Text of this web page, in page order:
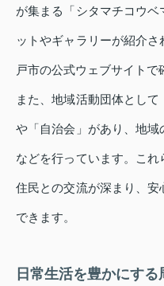
が集まる「シタマチコウ
ットやギャラリーが紹介
戸市の公式ウェブサイトで
また、地域活動団体として
や「自治会」があり、地
などを行っています。こ
住民との交流が深まり、
できます。
日常生活を豊かにす